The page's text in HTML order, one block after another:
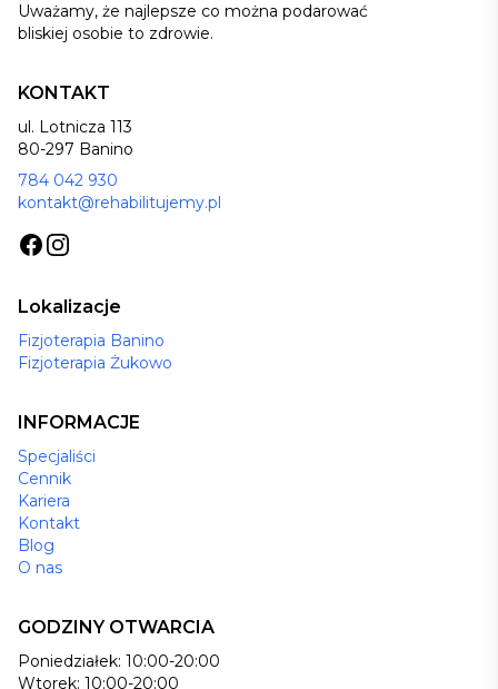
Uważamy, że najlepsze co można podarować
bliskiej osobie to zdrowie.
KONTAKT
ul. Lotnicza 113
80-297 Banino
784 042 930
kontakt@rehabilitujemy.pl
Lokalizacje
Fizjoterapia Banino
Fizjoterapia Żukowo
INFORMACJE
Specjaliści
Cennik
Kariera
Kontakt
Blog
O nas
GODZINY OTWARCIA
Poniedziałek: 10:00-20:00
Wtorek: 10:00-20:00